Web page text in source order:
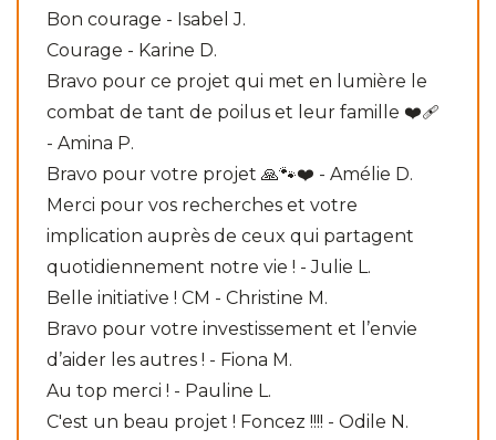
Bon courage - Isabel J.
Courage - Karine D.
Bravo pour ce projet qui met en lumière le
combat de tant de poilus et leur famille ❤️‍🩹
- Amina P.
Bravo pour votre projet 🙏🐾❤️ - Amélie D.
Merci pour vos recherches et votre
implication auprès de ceux qui partagent
quotidiennement notre vie ! - Julie L.
Belle initiative ! CM - Christine M.
Bravo pour votre investissement et l’envie
d’aider les autres ! - Fiona M.
Au top merci ! - Pauline L.
C'est un beau projet ! Foncez !!!! - Odile N.